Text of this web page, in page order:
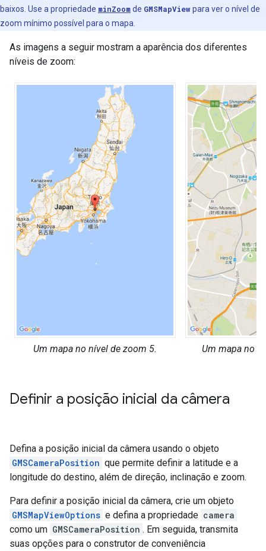
baixos. Use a propriedade minZoomde GMSMapViewpara ver o nível de
zoom mínimo possível para o mapa.
As imagens a seguir mostram a aparência dos diferentes
níveis de zoom:
Um mapa no nível de zoom 5. Um mapa no
Definir a posição inicial da câmera
Defina a posição inicial da câmera usando o objeto
GMSCameraPosition que permite definir a latitude e a
longitude do destino, além de direção, inclinação e zoom.
Para definir a posição inicial da câmera, crie um objeto
GMSMapViewOptions e defina a propriedade camera
como um GMSCameraPosition . Em seguida, transmita
suas opções para o construtor de conveniência